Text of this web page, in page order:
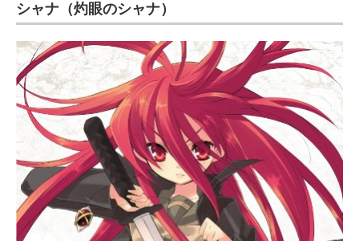
シャナ（灼眼のシャナ）